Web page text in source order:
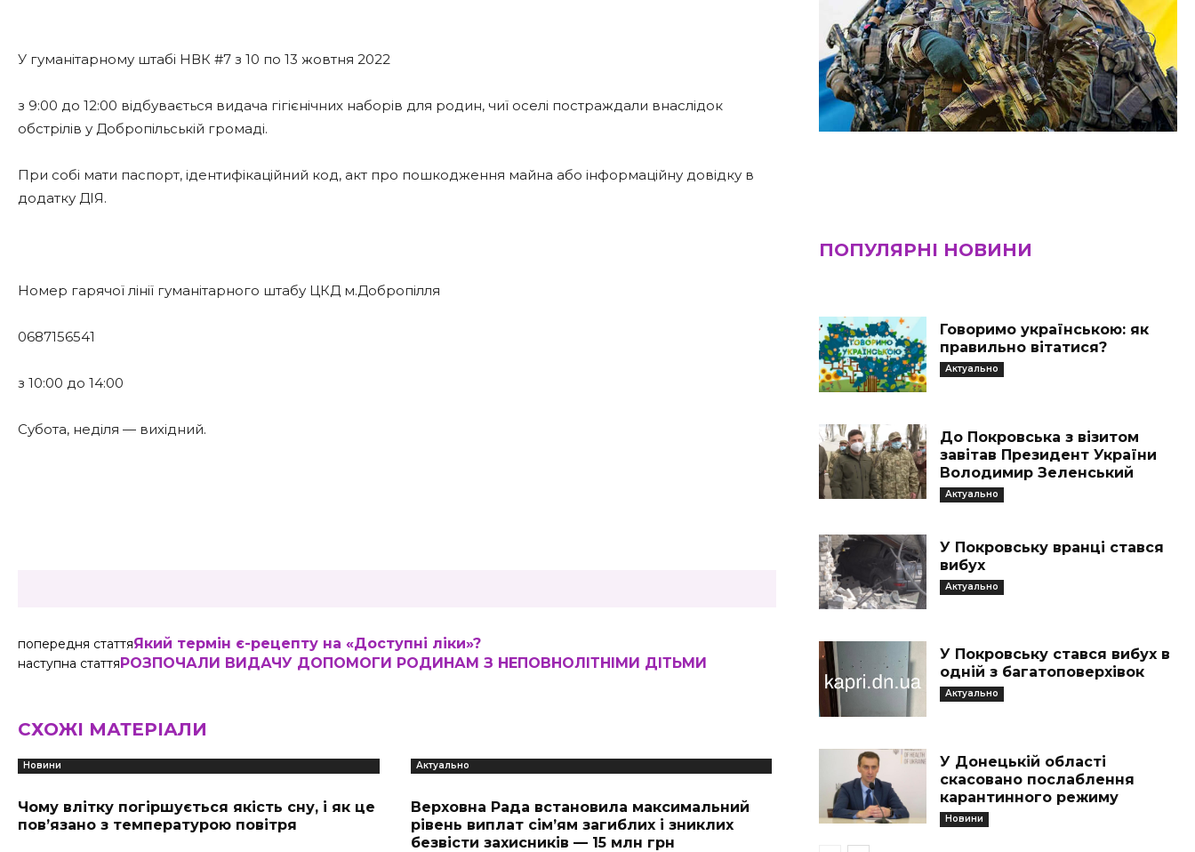
У гуманітарному штабі НВК #7 з 10 по 13 жовтня 2022
з 9:00 до 12:00 відбувається видача гігієнічних наборів для родин, чиї оселі постраждали внаслідок
обстрілів у Добропільській громаді.
При собі мати паспорт, ідентифікаційний код, акт про пошкодження майна або інформаційну довідку в
додатку ДІЯ.
Номер гарячої лінії гуманітарного штабу ЦКД м.Добропілля
0687156541
з 10:00 до 14:00
Субота, неділя — вихідний.
попередня статтяЯкий термін є-рецепту на «Доступні ліки»?
наступна статтяРОЗПОЧАЛИ ВИДАЧУ ДОПОМОГИ РОДИНАМ З НЕПОВНОЛІТНІМИ ДІТЬМИ
СХОЖІ МАТЕРІАЛИ
Новини
Чому влітку погіршується якість сну, і як це
пов’язано з температурою повітря
Актуально
Верховна Рада встановила максимальний
рівень виплат сім’ям загиблих і зниклих
безвісти захисників — 15 млн грн
ПОПУЛЯРНІ НОВИНИ
Говоримо українською: як
правильно вітатися?
Актуально
До Покровська з візитом
завітав Президент України
Володимир Зеленський
Актуально
У Покровську вранці стався
вибух
Актуально
У Покровську стався вибух в
одній з багатоповерхівок
Актуально
У Донецькій області
скасовано послаблення
карантинного режиму
Новини